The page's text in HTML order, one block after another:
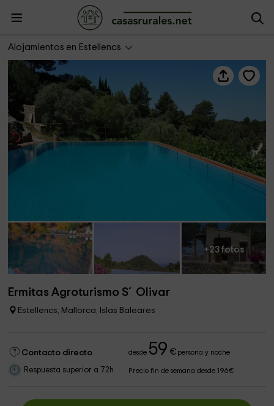
Alojamientos en Estellencs
Ermitas Agroturismo S´Olivar
+23 fotos
Ermitas Agroturismo S´Olivar
Estellencs, Mallorca, Islas Baleares
Contacto directo desde 59 €persona y noche
Respuesta superior a 72h Precio fin de semana desde 196€